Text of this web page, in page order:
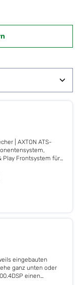
ATS-
Play Frontsystem für
aus der
PD. Dank
Alle
Front-Tür-
und jederzeit
mit der
Veredelung für
kontrollierter und
wirken klarer und
– deutlich
&
eingebauten